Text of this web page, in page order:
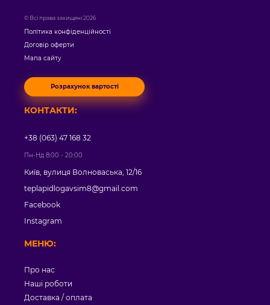
© Всі права захищені 2026
Політика конфіденційності
Договір оферти
Мапа сайту
Розрахунок вартості
МЕНЮ:
Про нас
Наші роботи
Доставка / оплата
КОНТАКТИ:
+38 (063) 47 168 32
Пн-Нд 8:00 - 20:00
Київ, вулиця Волноваська, 12/16
teplapidlogavsim8@gmail.com
Facebook
Instagram